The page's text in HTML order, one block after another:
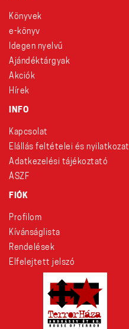
Könyvek
e-könyv
Idegen nyelvű
Ajándéktárgyak
Akciók
Hírek
INFO
Kapcsolat
Elállás feltételei és nyilatkozat
Adatkezelési tájékoztató
ÁSZF
FIÓK
Profilom
Kívánságlista
Rendelések
Elfelejtett jelszó